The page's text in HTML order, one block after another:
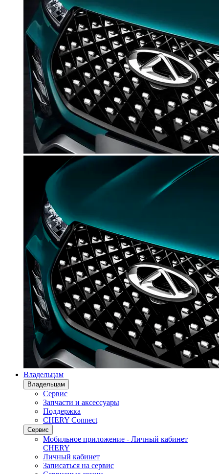
Владельцам
Владельцам
Сервис
Запчасти и аксессуары
Поддержка
CHERY Connect
Сервис
Мобильное приложение - Личный кабинет
CHERY
Личный кабинет
Записаться на сервис